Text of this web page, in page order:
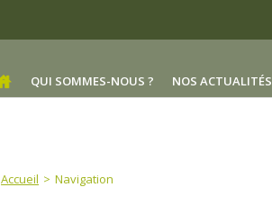
QUI SOMMES-NOUS ? NOS ACTUALITÉS
Accueil Navigation